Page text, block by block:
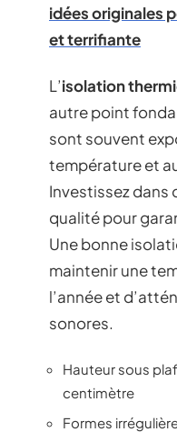
idées originales
et terrifiante
L’isolation
autre point
sont souvent
température et
Investissez dans
qualité pour
Une bonne
maintenir une
l’année et
sonores.
Hauteur sous
centimètre
Formes